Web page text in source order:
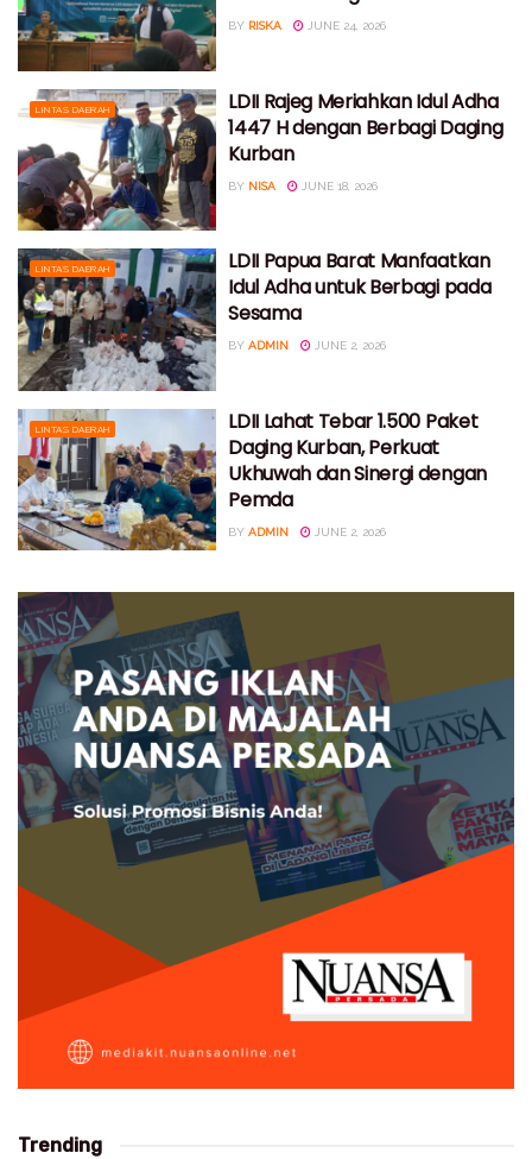
BY RISKA JUNE 24, 2026
LINTAS DAERAH
LDII Rajeg Meriahkan Idul Adha
1447 H dengan Berbagi Daging
Kurban
BY NISA JUNE 18, 2026
LINTAS DAERAH
LDII Papua Barat Manfaatkan
Idul Adha untuk Berbagi pada
Sesama
BY ADMIN JUNE 2, 2026
LINTAS DAERAH
LDII Lahat Tebar 1.500 Paket
Daging Kurban, Perkuat
Ukhuwah dan Sinergi dengan
Pemda
BY ADMIN JUNE 2, 2026
Trending